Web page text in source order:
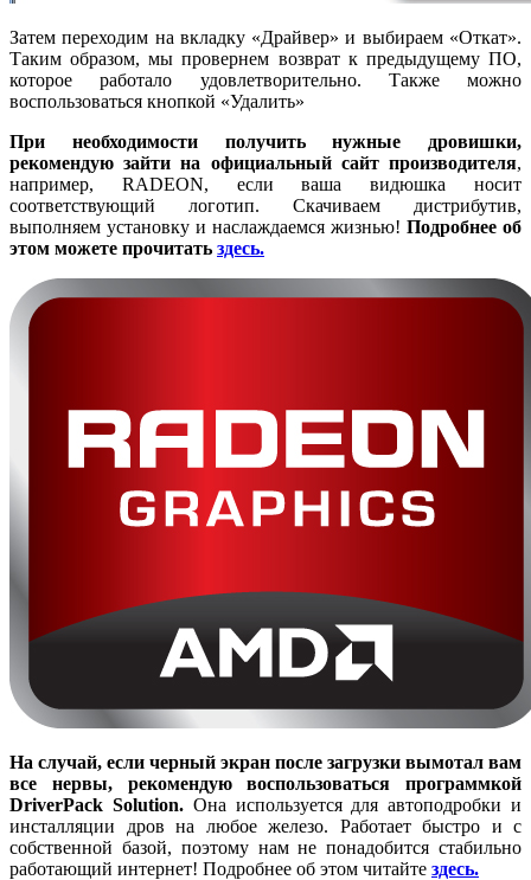
Затем переходим на вкладку «Драйвер» и выбираем «Откат».
Таким образом, мы провернем возврат к предыдущему ПО,
которое работало удовлетворительно. Также можно
воспользоваться кнопкой «Удалить»
При необходимости получить нужные дровишки,
рекомендую зайти на официальный сайт производителя,
например, RADEON, если ваша видюшка носит
соответствующий логотип. Скачиваем дистрибутив,
выполняем установку и наслаждаемся жизнью! Подробнее об
этом можете прочитать здесь.
На случай, если черный экран после загрузки вымотал вам
все нервы, рекомендую воспользоваться программкой
DriverPack Solution.Она используется для автоподробки и
инсталляции дров на любое железо. Работает быстро и с
собственной базой, поэтому нам не понадобится стабильно
работающий интернет! Подробнее об этом читайте здесь.